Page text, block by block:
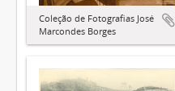
Coleção de Fotografias José
Marcondes Borges